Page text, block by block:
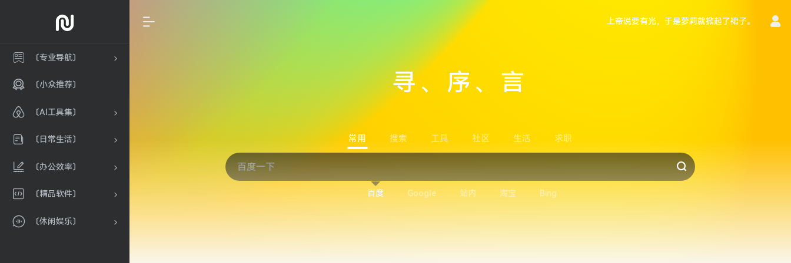
〔专业导航〕
〔小众推荐〕
〔AI工具集〕
〔日常生活〕
〔办公效率〕
〔精品软件〕
〔休闲娱乐〕
上帝说要有光，于是萝莉就掀起了裙子。
寻、序、言
常用 搜索 工具 社区 生活 求职
百度 Google 站内 淘宝 Bing